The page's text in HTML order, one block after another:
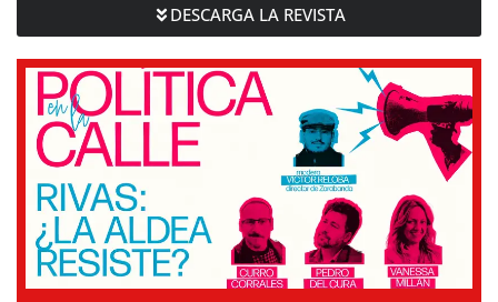
DESCARGA LA REVISTA